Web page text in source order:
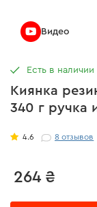
Киянка
340 г ручка
4.6 8отзывов
264 ₴
Есть в наличии
Видео